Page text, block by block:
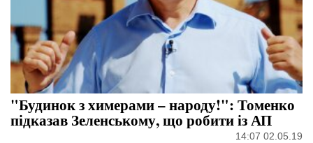
"Будинок з химерами – народу!": Томенко
підказав Зеленському, що робити із АП
14:07 02.05.19